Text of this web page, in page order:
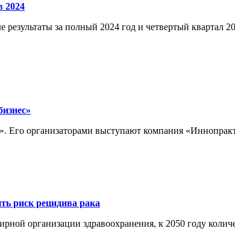
2024
за полный 2024 год и четвертый квартал
Его организаторами выступают компания
риск рецидива рака
организации здравоохранения, к 2050 году